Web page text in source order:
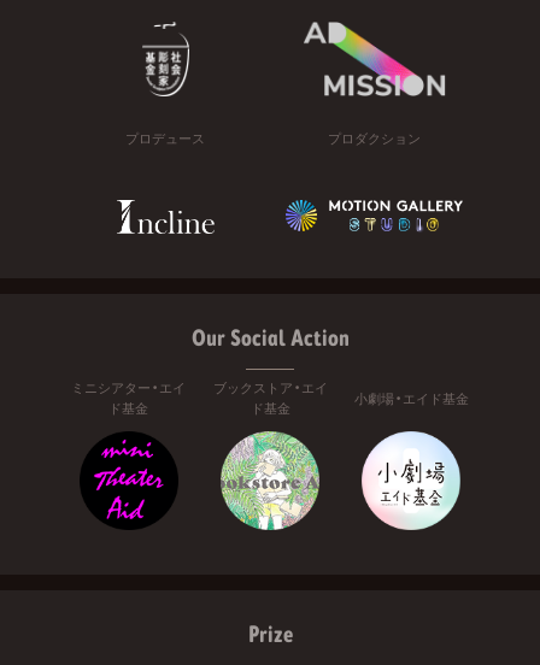
プロデュース プロダクション
Our Social Action
ミニシアター・エイ
ド基金
ブックストア・エイ
ド基金
小劇場・エイド基金
Prize